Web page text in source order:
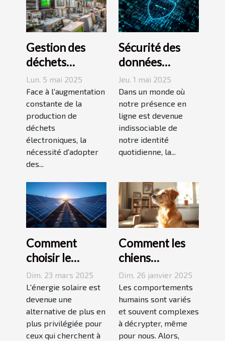
Gestion des
déchets
électroniques
Stratégies pour
un avenir
durable
Lun. 5 mai 2025
Face à l'augmentation
constante de la
production de
déchets
électroniques, la
nécessité d'adopter
des...
Sécurité des
données
personnelles en
ligne Méthodes
efficaces pour
protéger votre
vie privée sur
Internet
Jeu. 1 mai 2025
Dans un monde où
notre présence en
ligne est devenue
indissociable de
notre identité
quotidienne, la...
Comment
choisir le
meilleur
système de
panneaux
solaires pour
votre domicile
Dim. 23 mars 2025
L'énergie solaire est
devenue une
alternative de plus en
plus privilégiée pour
ceux qui cherchent à
Comment les
chiens
perçoivent-ils
les actions
humaines
controversées
?
Dim. 26 janvier 2025
Les comportements
humains sont variés
et souvent complexes
à décrypter, même
pour nous. Alors,